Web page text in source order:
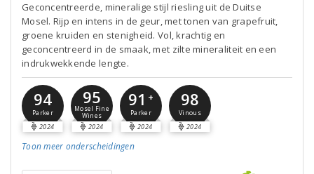
Geconcentreerde, mineralige stijl riesling uit de Duitse
Mosel. Rijp en intens in de geur, met tonen van grapefruit,
groene kruiden en stenigheid. Vol, krachtig en
geconcentreerd in de smaak, met zilte mineraliteit en een
indrukwekkende lengte.
94
Parker
2024
95
Mosel Fine
Wines
2024
91 +
Parker
2024
98
Vinous
2024
Toon meer onderscheidingen